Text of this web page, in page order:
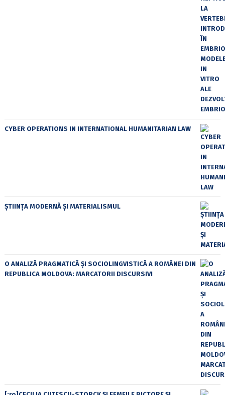
CYBER OPERATIONS IN INTERNATIONAL HUMANITARIAN LAW
ȘTIINȚA MODERNĂ ȘI MATERIALISMUL
O ANALIZĂ PRAGMATICĂ ȘI SOCIOLINGVISTICĂ A ROMÂNEI DIN
REPUBLICA MOLDOVA: MARCATORII DISCURSIVI